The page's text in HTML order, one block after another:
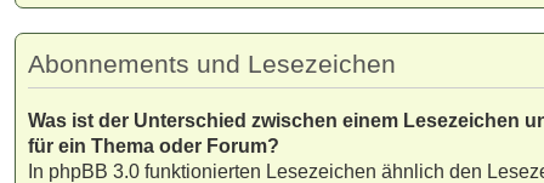
Abonnements und Lesezeichen
Was ist der Unterschied zwischen einem Lesezeichen
für ein Thema oder Forum?
In phpBB 3.0 funktionierten Lesezeichen ähnlich den